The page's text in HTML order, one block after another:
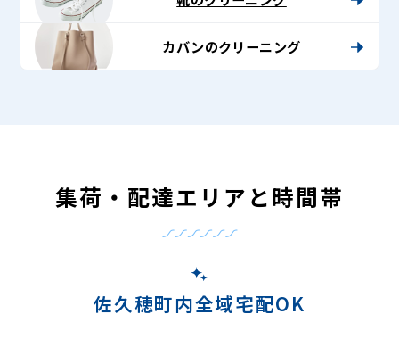
カバンのクリーニング
集荷・配達エリアと時間帯
佐久穂町内全域宅配OK